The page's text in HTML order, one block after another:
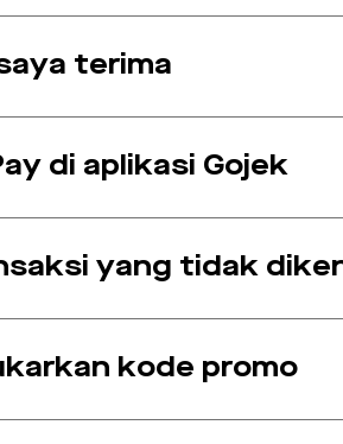
terima
di aplikasi Gojek
yang tidak
kode promo